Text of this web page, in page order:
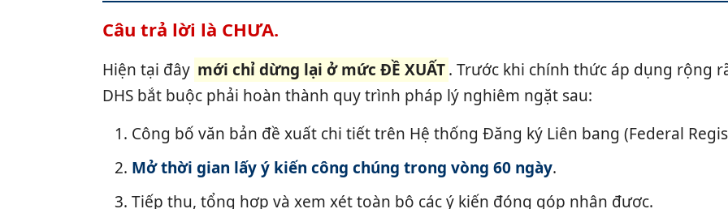
Câu trả lời là CHƯA.
Hiện tại đây mới chỉ dừng lại ở mức ĐỀ XUẤT. Trước khi chính thức áp dụng rộng
DHS bắt buộc phải hoàn thành quy trình pháp lý nghiêm ngặt sau:
1. Công bố văn bản đề xuất chi tiết trên Hệ thống Đăng ký Liên bang (Federal
2. Mở thời gian lấy ý kiến công chúng trong vòng 60 ngày.
3. Tiếp thu, tổng hợp và xem xét toàn bộ các ý kiến đóng góp nhận được.